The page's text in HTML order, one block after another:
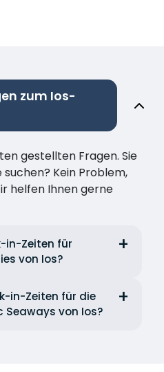
zum Ios-
gestellten Fragen. Sie
Kein Problem,
helfen Ihnen gerne
in-Zeiten für
von Ios?
in-Zeiten für die
Seaways von Ios?